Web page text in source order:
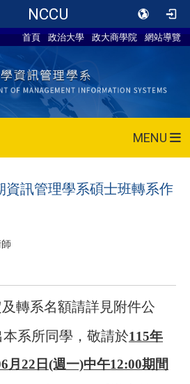
NCCU
首頁 政治大學 政大商學院 網站導覽
MENU
資訊管理學系碩士班轉系作
轉系名額請詳見附件公
系所同學，敬請於115年
月22日(週一)中午12:00期間